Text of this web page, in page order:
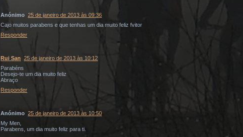
Anónimo 25 de janeiro de 2013 às 09:36
Cajo muitos parabens e que tenhas um dia muito feliz fvitor
Responder
Rui San 25 de janeiro de 2013 às 10:12
Parabéns
Desejo-te um dia muito feliz
Abraço
Responder
Anónimo 25 de janeiro de 2013 às 10:50
My Men,
Parabens, um dia muito feliz para ti.